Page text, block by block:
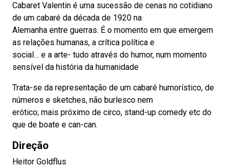
Cabaret Valentin é uma sucessão de cenas no cotidiano
de um cabaré da década de 1920 na
Alemanha entre guerras. É o momento em que emergem
as relações humanas, a crítica política e
social… e a arte- tudo através do humor, num momento
sensível da história da humanidade
Trata-se da representação de um cabaré humorístico, de
números e sketches, não burlesco nem
erótico; mais próximo de circo, stand-up comedy etc do
que de boate e can-can.
Direção
Heitor Goldflus